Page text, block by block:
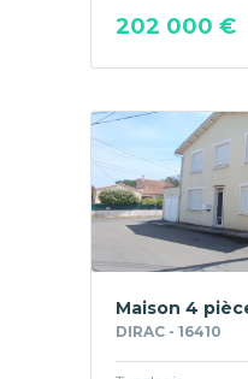
202 000 €
Maison 4
DIRAC - 16410